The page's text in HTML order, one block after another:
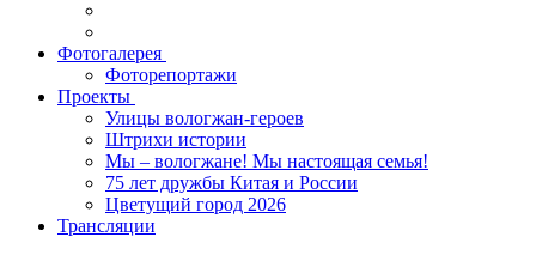
Фотогалерея
Фоторепортажи
Проекты
Улицы вологжан-героев
Штрихи истории
Мы – вологжане! Мы настоящая семья!
75 лет дружбы Китая и России
Цветущий город 2026
Трансляции